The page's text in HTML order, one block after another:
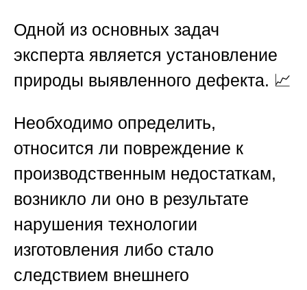
Одной из основных задач
эксперта является установление
природы выявленного дефекта. 📈
Необходимо определить,
относится ли повреждение к
производственным недостаткам,
возникло ли оно в результате
нарушения технологии
изготовления либо стало
следствием внешнего